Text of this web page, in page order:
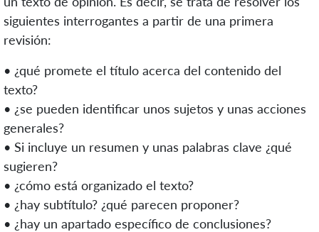
siguientes interrogantes a partir de una primera
revisión:
• ¿qué promete el título acerca del contenido del
texto?
• ¿se pueden identificar unos sujetos y unas acciones
generales?
• Si incluye un resumen y unas palabras clave ¿qué
sugieren?
• ¿cómo está organizado el texto?
• ¿hay subtítulo? ¿qué parecen proponer?
• ¿hay un apartado específico de conclusiones?